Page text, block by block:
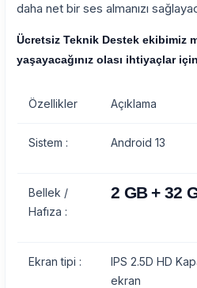
daha net bir ses almanızı
Ücretsiz Teknik Destek ekibimiz
yaşayacağınız olası ihtiyaçlar
Özellikler Açıklama
Sistem : Android 13
Bellek /
Hafıza :
2 GB + 32
Ekran tipi :
IPS 2.5D HD
ekran